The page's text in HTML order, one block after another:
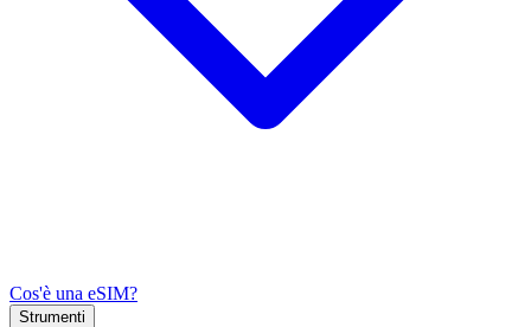
Cos'è una eSIM?
Strumenti